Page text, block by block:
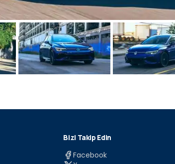
Bizi Takip Edin
Facebook